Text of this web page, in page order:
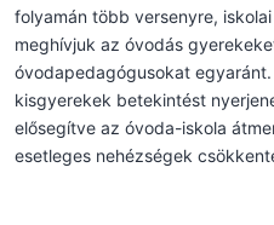
folyamán több versenyre,
meghívjuk az óvodás
óvodapedagógusokat
kisgyerekek betekintést
elősegítve az óvoda-iskola
esetleges nehézségek